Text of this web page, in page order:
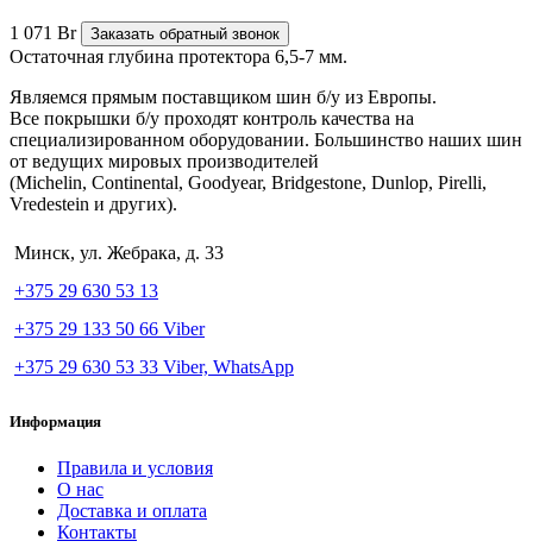
1 071 Br Заказать обратный звонок
Остаточная глубина протектора 6,5-7 мм.
Являемся прямым поставщиком шин б/у из Европы.
Все покрышки б/у проходят контроль качества на
специализированном оборудовании. Большинство наших шин
от ведущих мировых производителей
(Michelin, Continental, Goodyear, Bridgestone, Dunlop, Pirelli,
Vredestein и других).
Минск, ул. Жебрака, д. 33
+375 29 630 53 13
+375 29 133 50 66 Viber
+375 29 630 53 33 Viber, WhatsApp
Информация
Правила и условия
О нас
Доставка и оплата
Контакты